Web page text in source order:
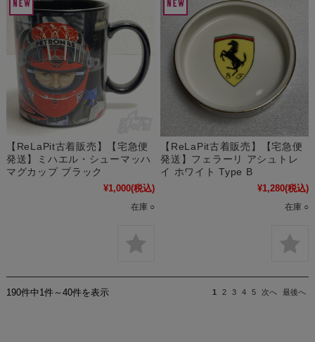
【ReLaPit古着販売】【宅急便
発送】ミハエル・シューマッハ
マグカップ ブラック
¥1,000(税込)
在庫 ○
【ReLaPit古着販売】【宅急便
発送】フェラーリ アシュトレ
イ ホワイト Type B
¥1,280(税込)
在庫 ○
190件中1件～40件を表示 1 2 3 4 5 次へ 最後へ